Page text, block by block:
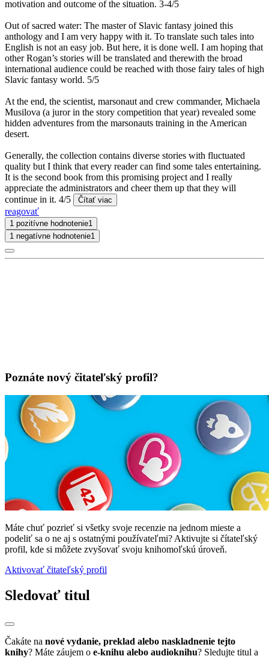
motivation and outcome of the situation. 3-4/5
Out of sacred water: The master of Slavic fantasy joined this
anthology and I am very happy with it. To translate such tales into
English is not an easy job. But here, it is done well. I am hoping that
other Rogan’s stories will be translated and therewith the broad
international audience could be reached with those fairy tales of high
Slavic fantasy world. 5/5
At the end, the scientist, marsonaut and crew commander, Michaela
Musilova (a juror in the story competition that year) revealed some
hidden adventures from the marsonauts training in the American
desert.
Generally, the collection contains diverse stories with fluctuated
quality but I think that every reader can find some tales entertaining.
It is the second book from this promising project and I really
appreciate the administrators and cheer them up that they will
continue in it. 4/5
Čítať viac
reagovať
1 pozitívne hodnotenie1
1 negatívne hodnotenie1
Poznáte nový čitateľský profil?
Máte chuť pozrieť si všetky svoje recenzie na jednom mieste a
podeliť sa o ne aj s ostatnými používateľmi? Aktivujte si čítateľský
profil, kde si môžete zvyšovať svoju knihomoľskú úroveň.
Aktivovať čitateľský profil
Sledovať titul
Čakáte na nové vydanie, preklad alebo naskladnenie tejto
knihy? Máte záujem o e-knihu alebo audioknihu? Sledujte titul a